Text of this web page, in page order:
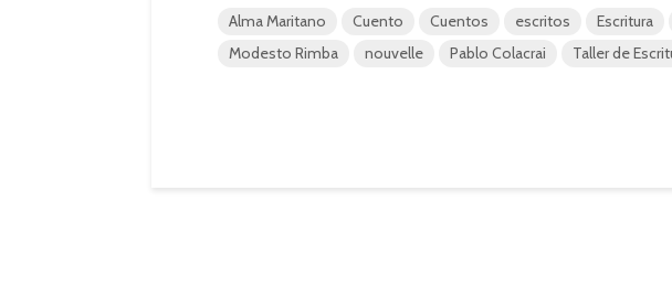
Alma Maritano Cuento Cuentos escritos Escritura
Modesto Rimba
nouvelle Pablo Colacrai Taller de